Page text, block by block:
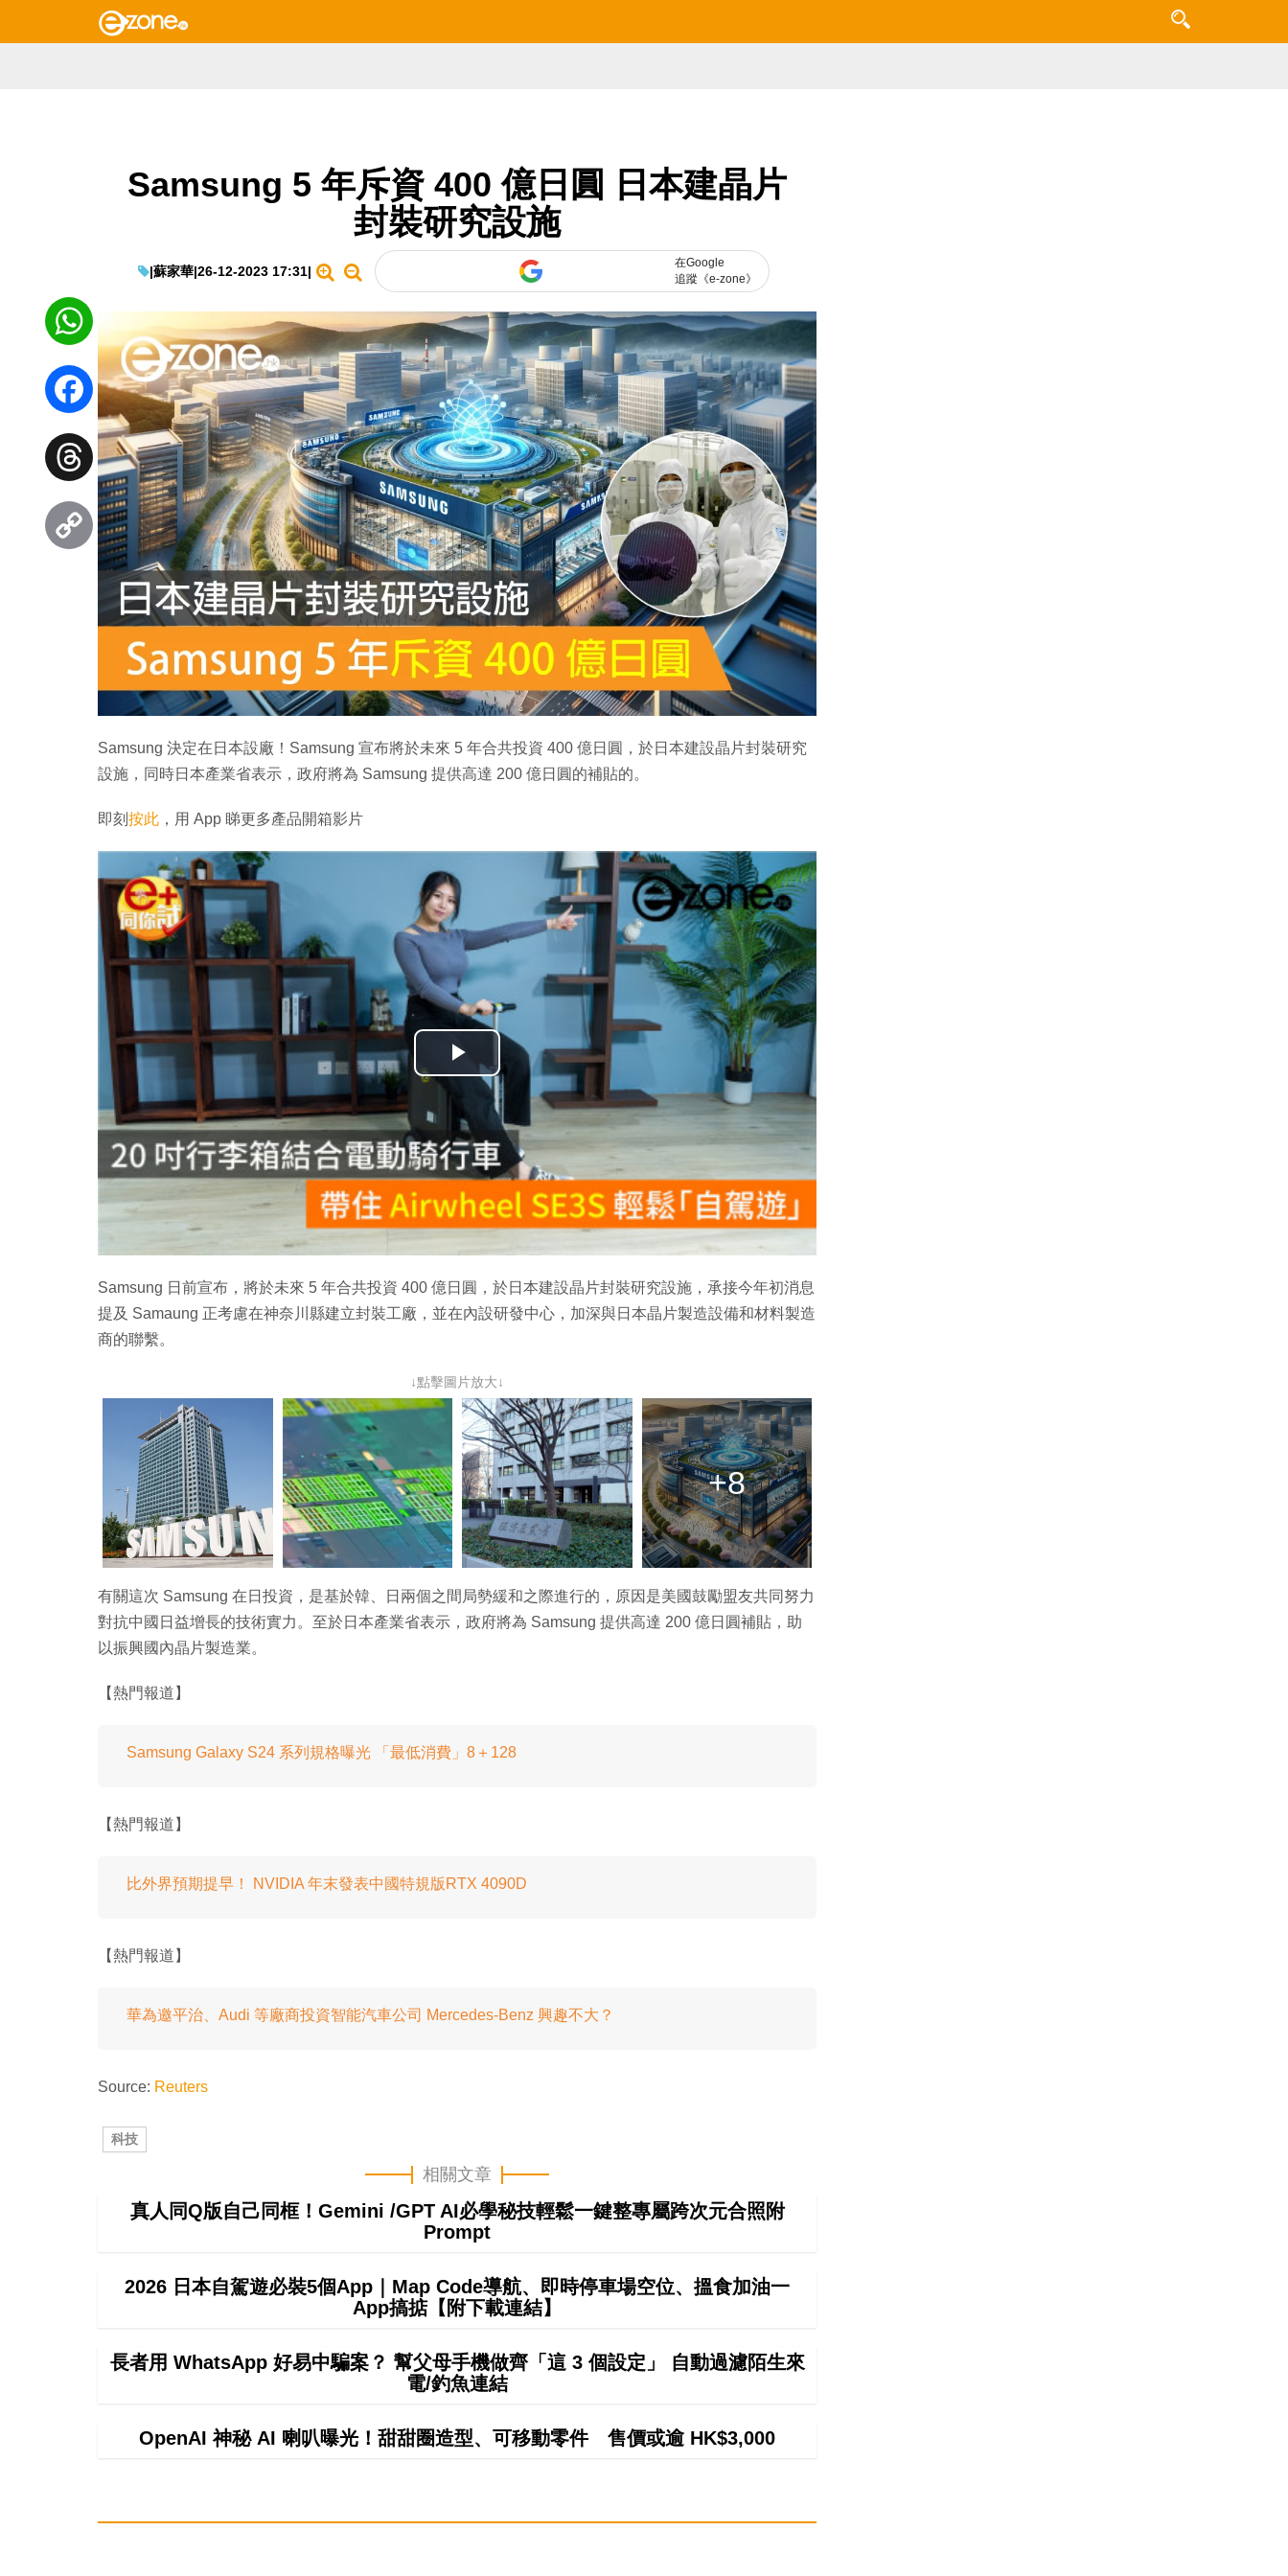
Samsung 5 年斥資 400 億日圓 日本建晶片
封裝研究設施
|蘇家華|26-12-2023 17:31|
在Google
追蹤《e-zone》
Samsung 決定在日本設廠！Samsung 宣布將於未來 5 年合共投資 400 億日圓，於日本建設晶片封裝研究
設施，同時日本產業省表示，政府將為 Samsung 提供高達 200 億日圓的補貼的。
即刻 按此 ，用 App 睇更多產品開箱影片
播
放
影
片
Samsung 日前宣布，將於未來 5 年合共投資 400 億日圓，於日本建設晶片封裝研究設施，承接今年初消息
提及 Samaung 正考慮在神奈川縣建立封裝工廠，並在內設研發中心，加深與日本晶片製造設備和材料製造
商的聯繫。
↓點擊圖片放大↓
+8
有關這次 Samsung 在日投資，是基於韓、日兩個之間局勢緩和之際進行的，原因是美國鼓勵盟友共同努力
對抗中國日益增長的技術實力。至於日本產業省表示，政府將為 Samsung 提供高達 200 億日圓補貼，助
以振興國內晶片製造業。
【熱門報道】
Samsung Galaxy S24 系列規格曝光 「最低消費」8＋128
【熱門報道】
比外界預期提早！ NVIDIA 年末發表中國特規版RTX 4090D
【熱門報道】
華為邀平治、Audi 等廠商投資智能汽車公司 Mercedes-Benz 興趣不大？
Source: Reuters
科技
相關文章
真人同Q版自己同框！Gemini /GPT AI必學秘技輕鬆一鍵整專屬跨次元合照附
Prompt
2026 日本自駕遊必裝5個App｜Map Code導航、即時停車場空位、搵食加油一
App搞掂【附下載連結】
長者用 WhatsApp 好易中騙案？ 幫父母手機做齊「這 3 個設定」 自動過濾陌生來
電/釣魚連結
OpenAI 神秘 AI 喇叭曝光！甜甜圈造型、可移動零件 售價或逾 HK$3,000
WhatsApp
Facebook
Threads